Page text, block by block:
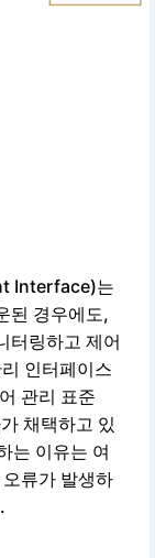
Interface)는
된 경우에도,
터링하고 제어
인터페이스
관리 표준
채택하고 있
는 이유는 여
류가 발생하